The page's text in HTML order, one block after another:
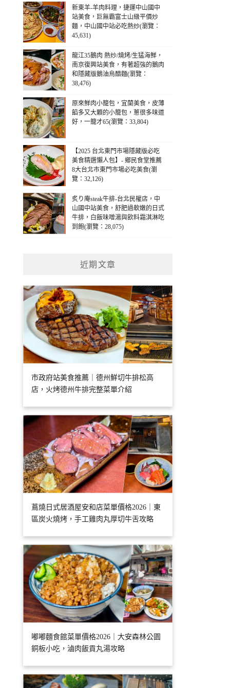
新東羊-羊肉料理，捷運中山國中
站美食，巨無霸富士山級平價炒
麵，中山國中站必吃熱炒(瀏覽：
45,631)
龍江35鵝肉 熱炒/燒烤/生猛海鮮，
南京復興站美食，有著超強的鵝肉
和隱藏版鵝油烏醋麵(瀏覽：
38,476)
原來鮮肉小籠包，宜蘭美食，皮薄
餡多又大顆的小籠包，蔥很多味道
好，一籠才65(瀏覽：33,804)
【2025 台北東門市場隱藏版必吃
美食精選懶人包】- 鄉民食堂推薦
8大台北市東門市場必吃美食(瀏
覽：32,126)
炙り庵steak牛排-台北民權店，中
山國中站美食，舒肥過軟嫩的日式
牛排，白飯味噌湯與飲料霜淇淋吃
到飽(瀏覽：28,075)
近期文章
市政府站美食推薦｜德州鮮切牛排松高
店，火烤德州牛排完整菜單介紹
蔦燒日式居酒屋安和店菜單價格2026｜東
區炭火燒烤，手工雞肉丸厚切牛舌攻略
嘟嘟麵食館菜單價格2026｜大安森林公園
銅板小吃，滷肉飯貢丸湯攻略